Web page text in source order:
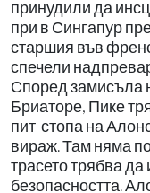
принудили да
при в Сингапур
старшия във
спечели
Според замисъла
Бриаторе, Пике
пит-стопа на
вираж. Там няма
трасето трябва
безопасността.